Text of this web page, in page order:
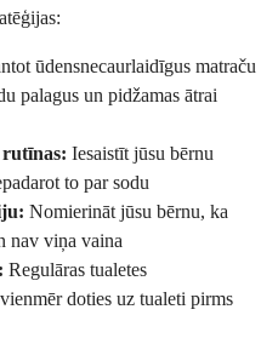
ūdensnecaurlaidīgus matraču
palagus un pidžamas ātrai
Iesaistīt jūsu bērnu
to par sodu
Nomierināt jūsu bērnu, ka
nav viņa vaina
Regulāras tualetes
doties uz tualeti pirms